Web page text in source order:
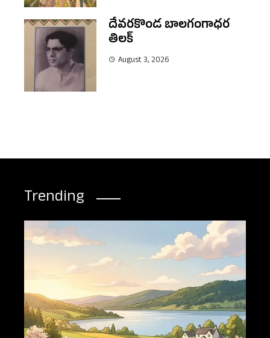
దేవరకొండ బాలగంగాధర
తిలక్
August 3, 2026
Trending